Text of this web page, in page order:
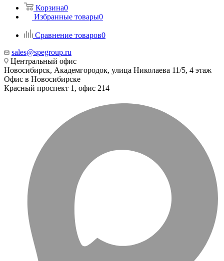
Корзина0
Избранные товары0
Сравнение товаров0
sales@spegroup.ru
Центральный офис
Новосибирск, Академгородок, улица Николаева 11/5, 4 этаж
Офис в Новосибирске
Красный проспект 1, офис 214